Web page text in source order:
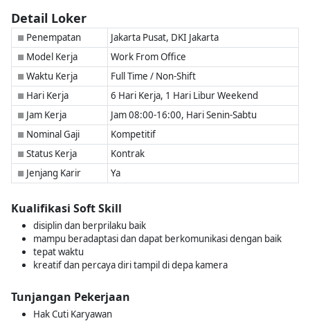
Detail Loker
■ Penempatan Jakarta Pusat, DKI Jakarta
■ Model Kerja Work From Office
■ Waktu Kerja Full Time / Non-Shift
■ Hari Kerja 6 Hari Kerja, 1 Hari Libur Weekend
■ Jam Kerja Jam 08:00-16:00, Hari Senin-Sabtu
■ Nominal Gaji Kompetitif
■ Status Kerja Kontrak
■ Jenjang Karir Ya
Kualifikasi Soft Skill
disiplin dan berprilaku baik
mampu beradaptasi dan dapat berkomunikasi dengan baik
tepat waktu
kreatif dan percaya diri tampil di depa kamera
Tunjangan Pekerjaan
Hak Cuti Karyawan